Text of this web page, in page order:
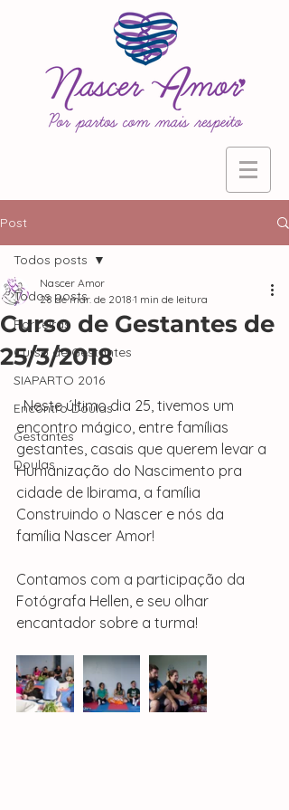
Post
Todos posts
Parceiras
Curso de Gestantes
SIAPARTO 2016
Encontro Doulas
Gestantes
Doulas
Todos posts
Curso de Gestantes de
25/3/2018
Nascer Amor
28 de mar. de 2018 1 min de leitura
  Neste último dia 25, tivemos um
encontro mágico, entre famílias
gestantes, casais que querem levar a
Humanização do Nascimento pra
cidade de Ibirama, a família
Construindo o Nascer e nós da
família Nascer Amor!
Contamos com a participação da
Fotógrafa Hellen, e seu olhar
encantador sobre a turma!